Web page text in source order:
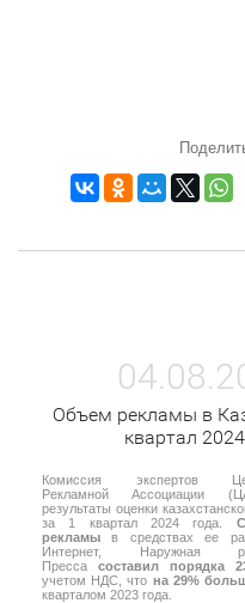
Объем рекламы в
квартал
Комиссия экспертов
Рекламной Ассоциации
результаты оценки
за 1 квартал 2024 года.
рекламы в средствах ее
Интернет, Наружная
Пресса составил порядка
учетом НДС, что на 29%
кварталом 2023 года.